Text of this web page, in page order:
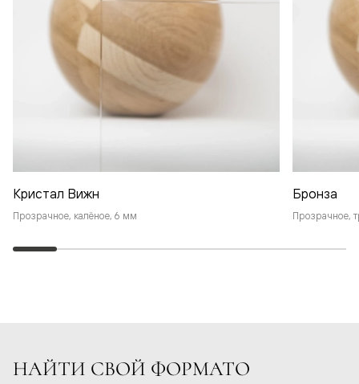
Кристал Вижн
Прозрачное, калёное, 6 мм
Бронза
Прозрачное,
НАЙТИ СВОЙ ФОРМАТО